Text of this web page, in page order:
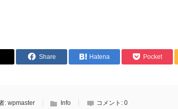
Share Hatena Pocket
: wpmaster Info コメント: 0